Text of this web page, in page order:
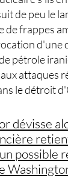
de peu le
de frappes
d'une
pétrole
attaques
le détroit
dévisse
possible